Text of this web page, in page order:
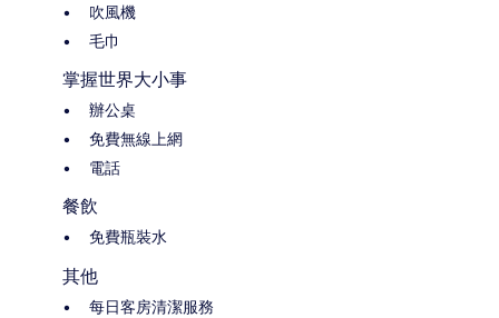
吹風機
毛巾
掌握世界大小事
辦公桌
免費無線上網
電話
餐飲
免費瓶裝水
其他
每日客房清潔服務